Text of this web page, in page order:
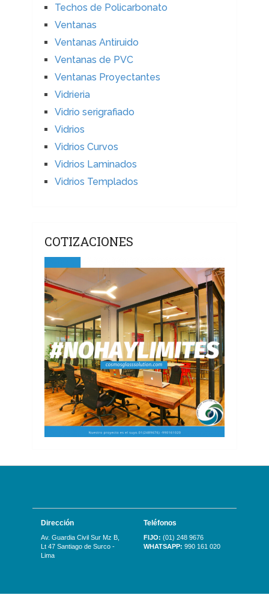
Techos de Policarbonato
Ventanas
Ventanas Antiruido
Ventanas de PVC
Ventanas Proyectantes
Vidrieria
Vidrio serigrafiado
Vidrios
Vidrios Curvos
Vidrios Laminados
Vidrios Templados
COTIZACIONES
Dirección
Av. Guardia Civil Sur Mz B,
Lt 47 Santiago de Surco -
Lima
Teléfonos
FIJO: (01) 248 9676
WHATSAPP: 990 161 020